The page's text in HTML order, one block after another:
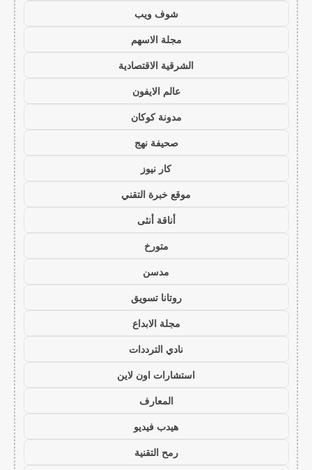
شوف ويب
مجلة الاسهم
الشرقية الاقتصادية
عالم الايفون
مدونة كوكان
صحيفة نهج
كار نيوز
موقع خبرة التقني
أناقة أنثى
متورخ
مدسن
روتانا تسويق
مجلة الابداع
نادي الترددات
استشارات اون لاين
المعارف
هيدب فيديو
رمح التقنية